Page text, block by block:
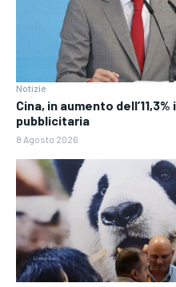
Notizie
Cina, in aumento
pubblicitaria
8 Agosto 2026